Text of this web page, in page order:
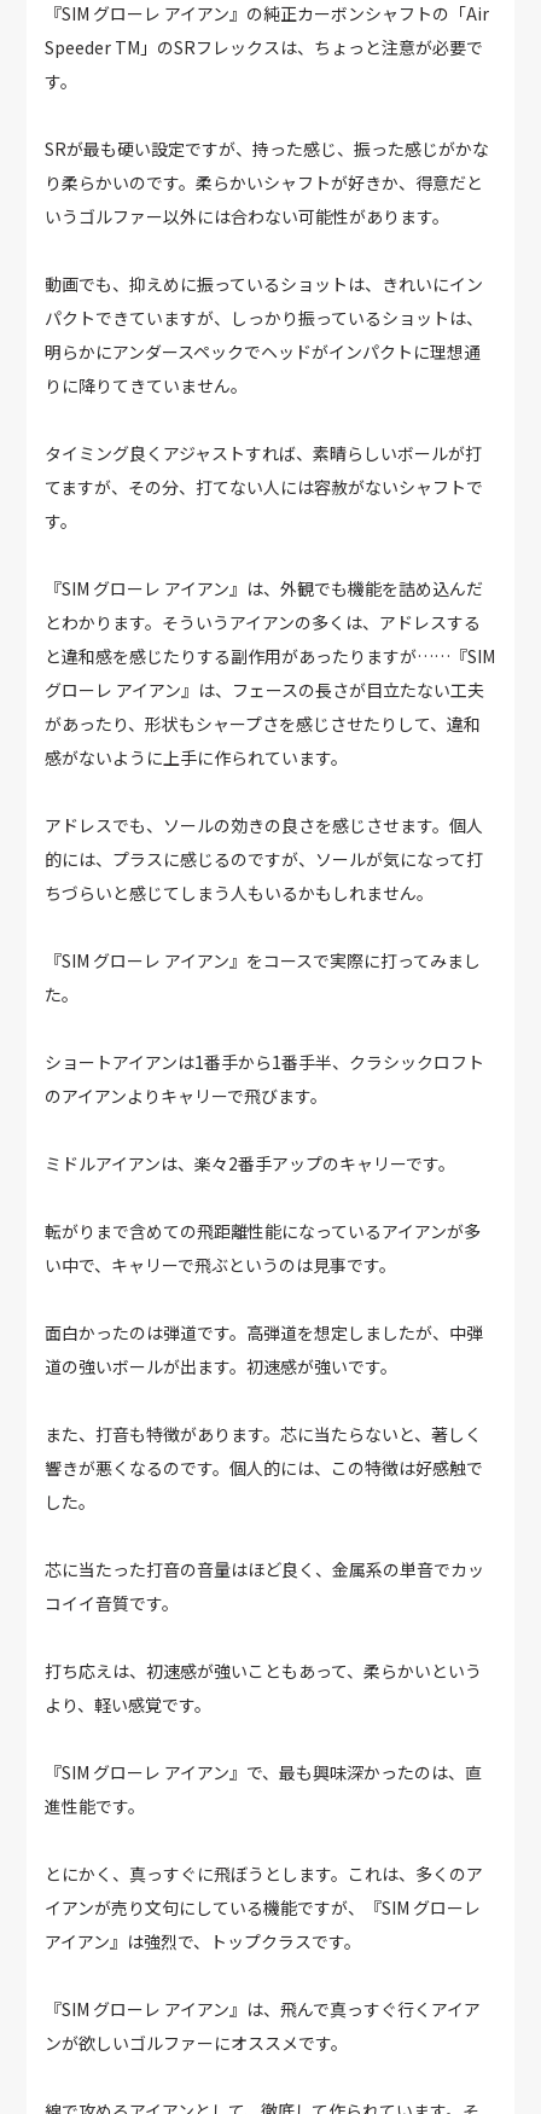
『SIM グローレ アイアン』の純正カーボンシャフトの「Air
Speeder TM」のSRフレックスは、ちょっと注意が必要で
す。
SRが最も硬い設定ですが、持った感じ、振った感じがかな
り柔らかいのです。柔らかいシャフトが好きか、得意だと
いうゴルファー以外には合わない可能性があります。
動画でも、抑えめに振っているショットは、きれいにイン
パクトできていますが、しっかり振っているショットは、
明らかにアンダースペックでヘッドがインパクトに理想通
りに降りてきていません。
タイミング良くアジャストすれば、素晴らしいボールが打
てますが、その分、打てない人には容赦がないシャフトで
す。
『SIM グローレ アイアン』は、外観でも機能を詰め込んだ
とわかります。そういうアイアンの多くは、アドレスする
と違和感を感じたりする副作用があったりますが……『SIM
グローレ アイアン』は、フェースの長さが目立たない工夫
があったり、形状もシャープさを感じさせたりして、違和
感がないように上手に作られています。
アドレスでも、ソールの効きの良さを感じさせます。個人
的には、プラスに感じるのですが、ソールが気になって打
ちづらいと感じてしまう人もいるかもしれません。
『SIM グローレ アイアン』をコースで実際に打ってみまし
た。
ショートアイアンは1番手から1番手半、クラシックロフト
のアイアンよりキャリーで飛びます。
ミドルアイアンは、楽々2番手アップのキャリーです。
転がりまで含めての飛距離性能になっているアイアンが多
い中で、キャリーで飛ぶというのは見事です。
面白かったのは弾道です。高弾道を想定しましたが、中弾
道の強いボールが出ます。初速感が強いです。
また、打音も特徴があります。芯に当たらないと、著しく
響きが悪くなるのです。個人的には、この特徴は好感触で
した。
芯に当たった打音の音量はほど良く、金属系の単音でカッ
コイイ音質です。
打ち応えは、初速感が強いこともあって、柔らかいという
より、軽い感覚です。
『SIM グローレ アイアン』で、最も興味深かったのは、直
進性能です。
とにかく、真っすぐに飛ぼうとします。これは、多くのア
イアンが売り文句にしている機能ですが、『SIM グローレ
アイアン』は強烈で、トップクラスです。
『SIM グローレ アイアン』は、飛んで真っすぐ行くアイア
ンが欲しいゴルファーにオススメです。